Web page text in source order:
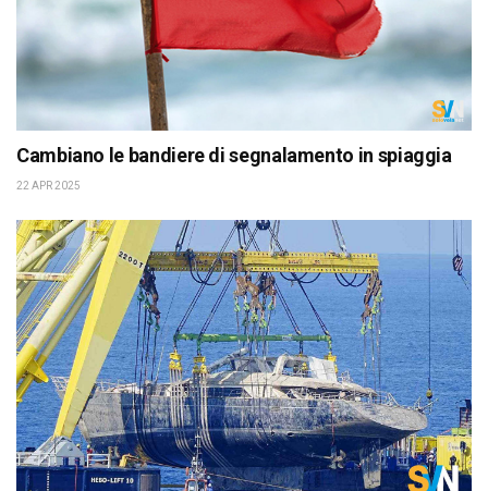
Cambiano le bandiere di segnalamento in spiaggia
22 APR 2025